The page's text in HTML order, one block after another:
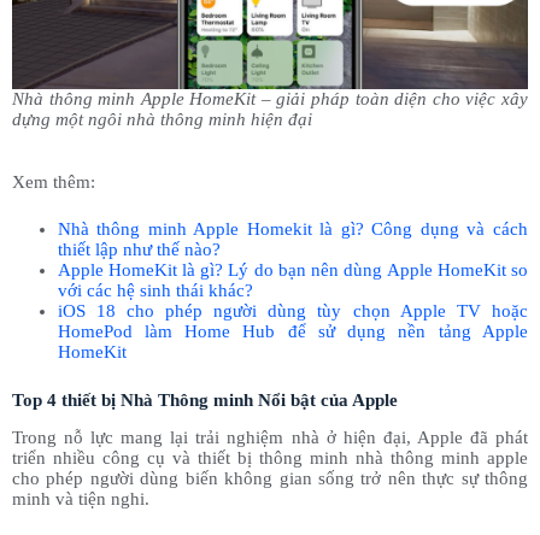
Nhà thông minh Apple HomeKit – giải pháp toàn diện cho việc xây
dựng một ngôi nhà thông minh hiện đại
Xem thêm:
Nhà thông minh Apple Homekit là gì? Công dụng và cách
thiết lập như thế nào?
Apple HomeKit là gì? Lý do bạn nên dùng Apple HomeKit so
với các hệ sinh thái khác?
iOS 18 cho phép người dùng tùy chọn Apple TV hoặc
HomePod làm Home Hub để sử dụng nền tảng Apple
HomeKit
Top 4 thiết bị Nhà Thông minh Nổi bật của Apple
Trong nỗ lực mang lại trải nghiệm nhà ở hiện đại, Apple đã phát
triển nhiều công cụ và thiết bị thông minh nhà thông minh apple
cho phép người dùng biến không gian sống trở nên thực sự thông
minh và tiện nghi.